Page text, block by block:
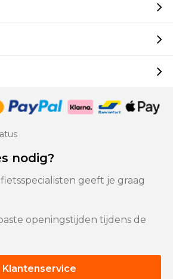
nodig?
geeft je graag
openingstijden tijdens de
Klantenservice